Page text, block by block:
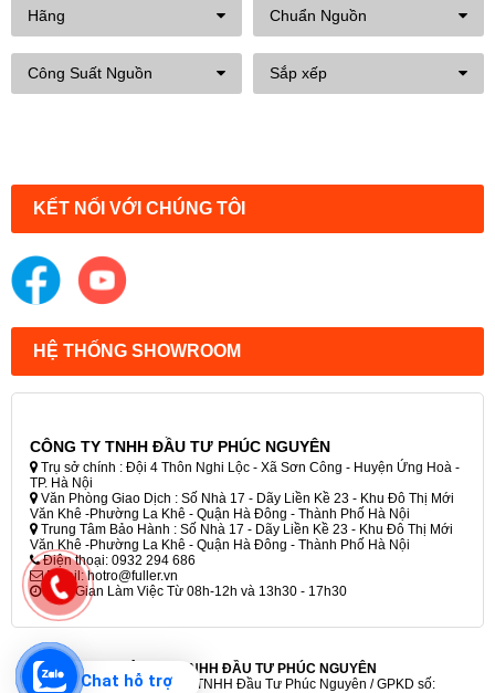
Hãng Chuẩn Nguồn
Công Suất Nguồn Sắp xếp
KẾT NỐI VỚI CHÚNG TÔI
HỆ THỐNG SHOWROOM
CÔNG TY TNHH ĐẦU TƯ PHÚC NGUYÊN
Trụ sở chính : Đội 4 Thôn Nghi Lộc - Xã Sơn Công - Huyện Ứng Hoà -
TP. Hà Nội
Văn Phòng Giao Dịch : Số Nhà 17 - Dãy Liền Kề 23 - Khu Đô Thị Mới
Văn Khê -Phường La Khê - Quận Hà Đông - Thành Phố Hà Nội
Trung Tâm Bảo Hành : Số Nhà 17 - Dãy Liền Kề 23 - Khu Đô Thị Mới
Văn Khê -Phường La Khê - Quận Hà Đông - Thành Phố Hà Nội
Điện thoại: 0932 294 686
Email: hotro@fuller.vn
Thời Gian Làm Việc Từ 08h-12h và 13h30 - 17h30
CÔNG TY TNHH ĐẦU TƯ PHÚC NGUYÊN
©2012 - 2023 Công ty TNHH Đầu Tư Phúc Nguyên / GPKD số:
Chat hỗ trợ